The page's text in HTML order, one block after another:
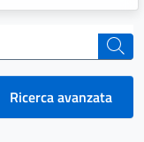
cerca
Ricerca avanzata